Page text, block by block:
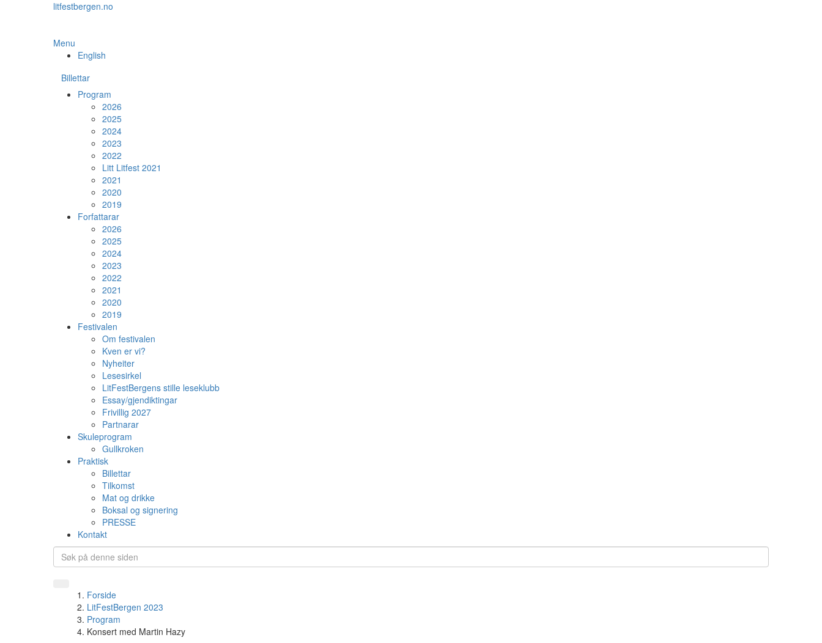
litfestbergen.no
Menu
English
Billettar
Program
2026
2025
2024
2023
2022
Litt Litfest 2021
2021
2020
2019
Forfattarar
2026
2025
2024
2023
2022
2021
2020
2019
Festivalen
Om festivalen
Kven er vi?
Nyheiter
Lesesirkel
LitFestBergens stille leseklubb
Essay/gjendiktingar
Frivillig 2027
Partnarar
Skuleprogram
Gullkroken
Praktisk
Billettar
Tilkomst
Mat og drikke
Boksal og signering
PRESSE
Kontakt
Forside
LitFestBergen 2023
Program
Konsert med Martin Hazy